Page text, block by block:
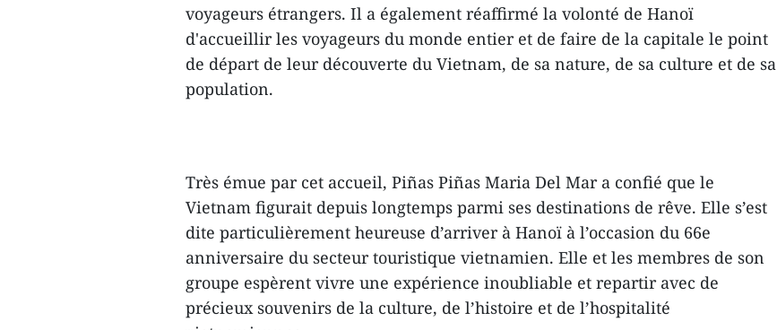
voyageurs étrangers. Il a également réaffirmé la volonté de Hanoï
d'accueillir les voyageurs du monde entier et de faire de la capitale le point
de départ de leur découverte du Vietnam, de sa nature, de sa culture et de sa
population.
Très émue par cet accueil, Piñas Piñas Maria Del Mar a confié que le
Vietnam figurait depuis longtemps parmi ses destinations de rêve. Elle s’est
dite particulièrement heureuse d’arriver à Hanoï à l’occasion du 66e
anniversaire du secteur touristique vietnamien. Elle et les membres de son
groupe espèrent vivre une expérience inoubliable et repartir avec de
précieux souvenirs de la culture, de l’histoire et de l’hospitalité